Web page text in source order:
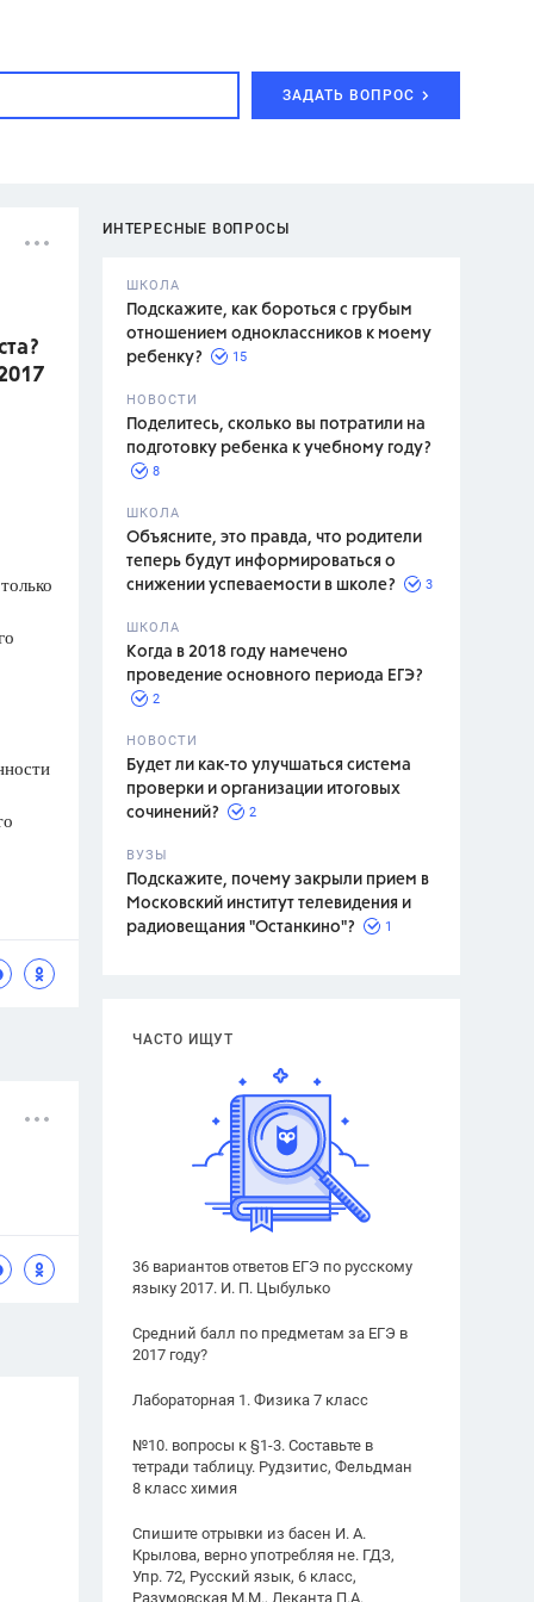
ЗАДАТЬ ВОПРОС
ИНТЕРЕСНЫЕ ВОПРОСЫ
ШКОЛА
Подскажите, как бороться с грубым
отношением одноклассников к моему
ребенку?
15
НОВОСТИ
Поделитесь, сколько вы потратили на
подготовку ребенка к учебному году?
8
ШКОЛА
Объясните, это правда, что родители
теперь будут информироваться о
снижении успеваемости в школе?
3
ШКОЛА
Когда в 2018 году намечено
проведение основного периода ЕГЭ?
2
НОВОСТИ
Будет ли как-то улучшаться система
проверки и организации итоговых
сочинений?
2
ВУЗЫ
Подскажите, почему закрыли прием в
Московский институт телевидения и
радиовещания "Останкино"?
1
ЧАСТО ИЩУТ
36 вариантов ответов ЕГЭ по русскому
языку 2017. И. П. Цыбулько
Средний балл по предметам за ЕГЭ в
2017 году?
Лабораторная 1. Физика 7 класс
№10. вопросы к §1-3. Составьте в
тетради таблицу. Рудзитис, Фельдман
8 класс химия
Спишите отрывки из басен И. А.
Крылова, верно употребляя не. ГДЗ,
Упр. 72, Русский язык, 6 класс,
Разумовская М.М., Леканта П.А.